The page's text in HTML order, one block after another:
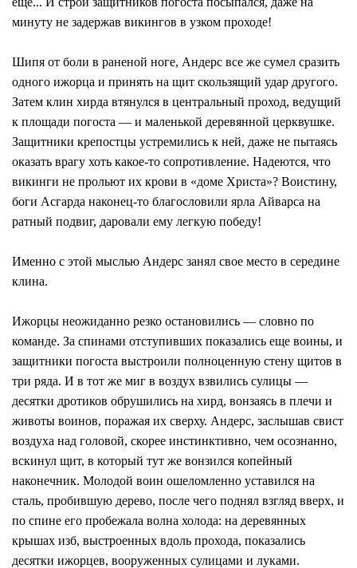
минуту не задержав викингов в узком проходе!
Шипя от боли в раненой ноге, Андерс все же сумел сразить
одного ижорца и принять на щит скользящий удар другого.
Затем клин хирда втянулся в центральный проход, ведущий
к площади погоста — и маленькой деревянной церквушке.
Защитники крепостцы устремились к ней, даже не пытаясь
оказать врагу хоть какое-то сопротивление. Надеются, что
викинги не прольют их крови в «доме Христа»? Воистину,
боги Асгарда наконец-то благословили ярла Айварса на
ратный подвиг, даровали ему легкую победу!
Именно с этой мыслью Андерс занял свое место в середине
клина.
Ижорцы неожиданно резко остановились — словно по
команде. За спинами отступивших показались еще воины, и
защитники погоста выстроили полноценную стену щитов в
три ряда. И в тот же миг в воздух взвились сулицы —
десятки дротиков обрушились на хирд, вонзаясь в плечи и
животы воинов, поражая их сверху. Андерс, заслышав свист
воздуха над головой, скорее инстинктивно, чем осознанно,
вскинул щит, в который тут же вонзился копейный
наконечник. Молодой воин ошеломленно уставился на
сталь, пробившую дерево, после чего поднял взгляд вверх, и
по спине его пробежала волна холода: на деревянных
крышах изб, выстроенных вдоль прохода, показались
десятки ижорцев, вооруженных сулицами и луками.